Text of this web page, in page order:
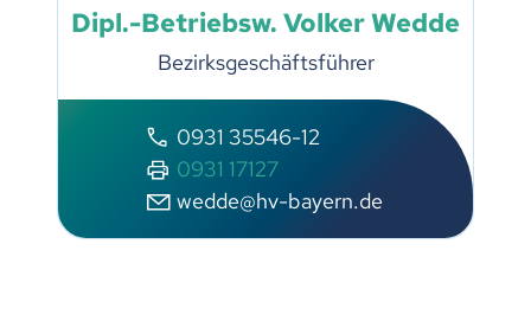
Dipl.-Betriebsw. Volker Wedde
Bezirksgeschäftsführer
0931 35546-12
0931 17127
wedde@hv-bayern.de